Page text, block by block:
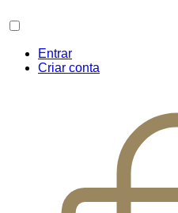
Entrar
Criar conta